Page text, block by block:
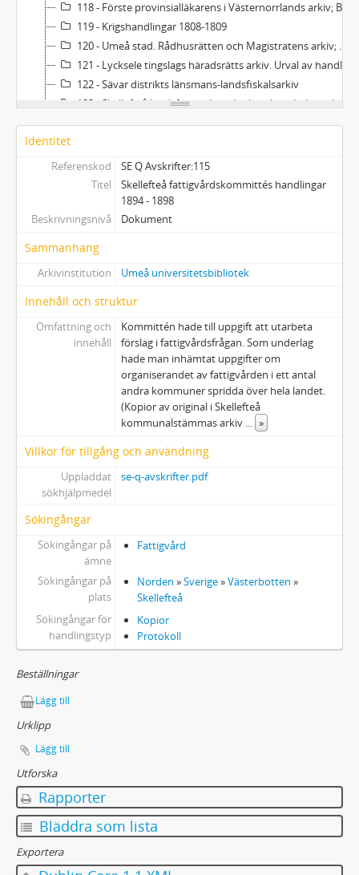
118 - Förste provinsialläkarens i Västernorrlands arkiv; Barnmorskedagböcker
119 - Krigshandlingar 1808-1809
120 - Umeå stad. Rådhusrätten och Magistratens arkiv; Saköreslängder
121 - Lycksele tingslags häradsrätts arkiv. Urval av handlingar rörande lappskatteland
122 - Sävar distrikts länsmans-landsfiskalsarkiv
123 - Skellefteå landsförsamlings kyrkoarkiv: skolstyrelse- och skolrådsprotokoll
124 - Skellefteå sockens arkiv: skolhandlingar
126 - Umeå Lazarett och Kurhus : Journal 1844-1855
127 - Röstlängder och fyrktalslängder: Piteå, Skellefteå, Attmar
128 - Svenska församlingens i Paris arkiv
129 - Register till Leonard Bygdéns Hernösands stifts herdaminne
131 - Sandåkerns Sportklubb: protokoll och tidningsklipp
132 - Den nordsvenska timmerdrivningsterminologin - innovationer och termspridning
133 - Tegs byarkiv
135 - Historiska källor rörande samer
136 - Kammarkollegiets arkiv Jordeböcker för Västerbottens län 1882
137 - Per Engdahls och Nysvenska rörelsens arkiv
138 - Medicinalstyrelsen. Generaldirektören Hellströms Norrlandsundersökning 1929
139 - Karta över Kyrkobordet nr 1-3, Umeå socken, Västerbottens län 1714
140 - Aktuellt och Landet runt, filminslag från Umeå universitetsbibliotek 1968
141 - Magica incantatrix
142 - Handelsräkningen 1964
143 - Diplomatarium Norrlandicum
145 - Korrespondens lappfogden Erik Bergström och prästen Vitalis Karnell
146 - Utredningar Fiskerinämnden i Västerbottens län 1919-1940
Identitet
Referenskod
SE Q Avskrifter:115
Titel
Skellefteå fattigvårdskommittés handlingar
1894 - 1898
Beskrivningsnivå
Dokument
Sammanhang
Arkivinstitution Umeå universitetsbibliotek
Innehåll och struktur
Omfattning och
innehåll
Kommittén hade till uppgift att utarbeta
förslag i fattigvårdsfrågan. Som underlag
hade man inhämtat uppgifter om
organiserandet av fattigvården i ett antal
andra kommuner spridda över hela landet.
(Kopior av original i Skellefteå
kommunalstämmas arkiv ... »
Villkor för tillgång och användning
Uppladdat
sökhjälpmedel
se-q-avskrifter.pdf
Sökingångar
Sökingångar på
ämne
Fattigvård
Sökingångar på
plats
Norden »Sverige»Västerbotten »
Skellefteå
Sökingångar för
handlingstyp
Kopior
Protokoll
Beställningar
Lägg till
Urklipp
Lägg till
Utforska
Rapporter
Bläddra som lista
Exportera